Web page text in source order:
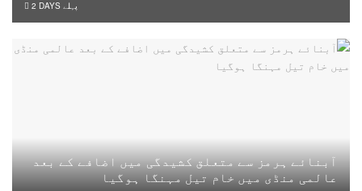
2 DAYS پہلے
آبنائے ہرمز سے متعلق کشیدگی میں اضافے کے بعد
عالمی منڈی میں خام تیل مہنگا ہوگیا